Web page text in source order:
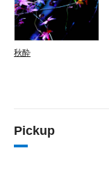
秋酔
Pickup